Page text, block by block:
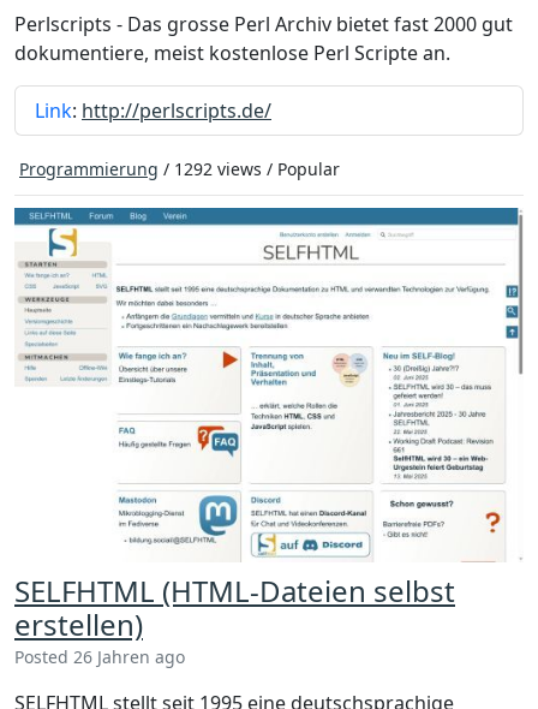
Perlscripts - Das grosse Perl Archiv bietet fast 2000 gut
dokumentiere, meist kostenlose Perl Scripte an.
Link: http://perlscripts.de/
Programmierung / 1292 views / Popular
SELFHTML (HTML-Dateien selbst
erstellen)
Posted 26 Jahren ago
SELFHTML stellt seit 1995 eine deutschsprachige